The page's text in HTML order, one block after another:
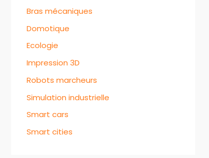
Bras mécaniques
Domotique
Ecologie
Impression 3D
Robots marcheurs
Simulation industrielle
Smart cars
Smart cities